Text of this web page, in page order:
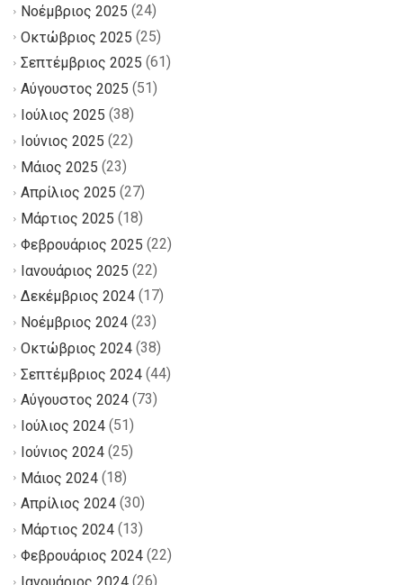
Νοέμβριος 2025 (24)
Οκτώβριος 2025 (25)
Σεπτέμβριος 2025 (61)
Αύγουστος 2025 (51)
Ιούλιος 2025 (38)
Ιούνιος 2025 (22)
Μάιος 2025 (23)
Απρίλιος 2025 (27)
Μάρτιος 2025 (18)
Φεβρουάριος 2025 (22)
Ιανουάριος 2025 (22)
Δεκέμβριος 2024 (17)
Νοέμβριος 2024 (23)
Οκτώβριος 2024 (38)
Σεπτέμβριος 2024 (44)
Αύγουστος 2024 (73)
Ιούλιος 2024 (51)
Ιούνιος 2024 (25)
Μάιος 2024 (18)
Απρίλιος 2024 (30)
Μάρτιος 2024 (13)
Φεβρουάριος 2024 (22)
Ιανουάριος 2024 (26)